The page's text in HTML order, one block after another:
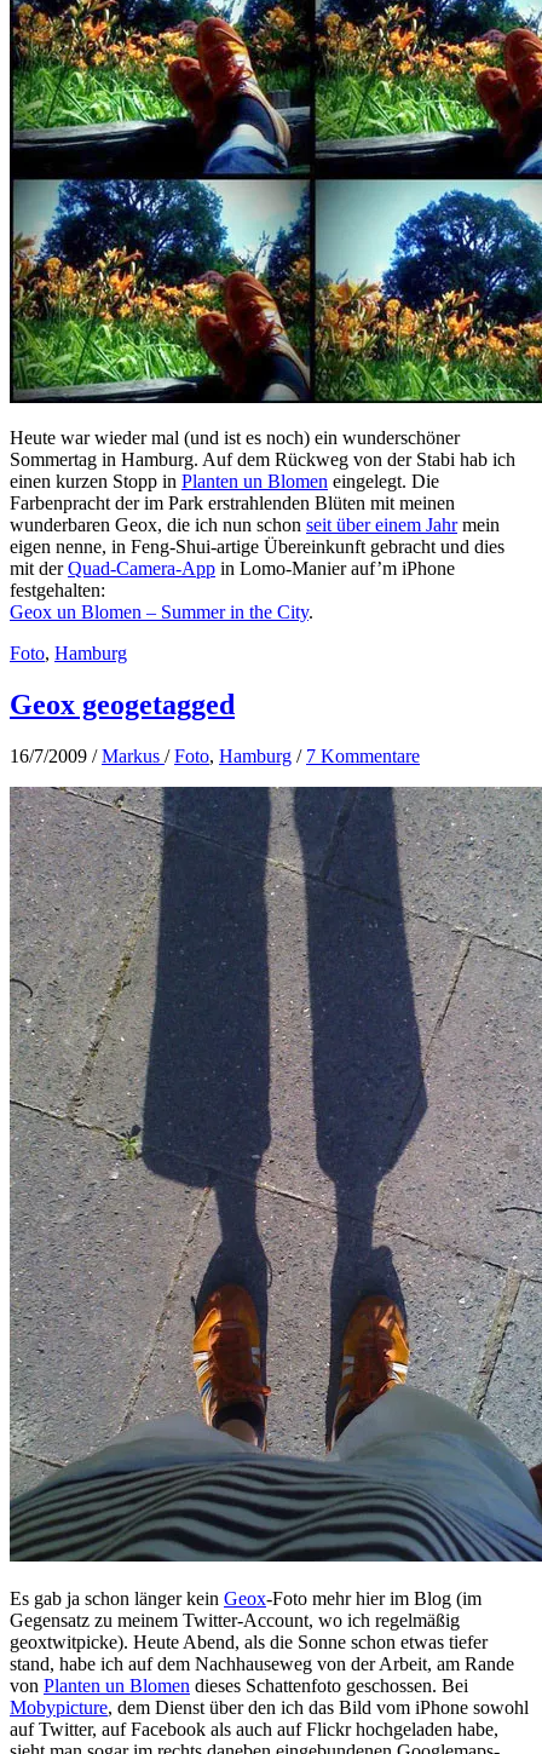
Heute war wieder mal (und ist es noch) ein wunderschöner
Sommertag in Hamburg. Auf dem Rückweg von der Stabi hab ich
einen kurzen Stopp in Planten un Blomen eingelegt. Die
Farbenpracht der im Park erstrahlenden Blüten mit meinen
wunderbaren Geox, die ich nun schon seit über einem Jahrmein
eigen nenne, in Feng-Shui-artige Übereinkunft gebracht und dies
mit derQuad-Camera-App in Lomo-Manier auf’m iPhone
festgehalten:
Geox un Blomen – Summer in the City.
Foto, Hamburg
Geox geogetagged
16/7/2009 /Markus /Foto, Hamburg / 7 Kommentare
Es gab ja schon länger kein Geox-Foto mehr hier im Blog (im
Gegensatz zu meinem Twitter-Account, wo ich regelmäßig
geoxtwitpicke). Heute Abend, als die Sonne schon etwas tiefer
stand, habe ich auf dem Nachhauseweg von der Arbeit, am Rande
von Planten un Blomen dieses Schattenfoto geschossen. Bei
Mobypicture, dem Dienst über den ich das Bild vom iPhone sowohl
auf Twitter, auf Facebook als auch auf Flickr hochgeladen habe,